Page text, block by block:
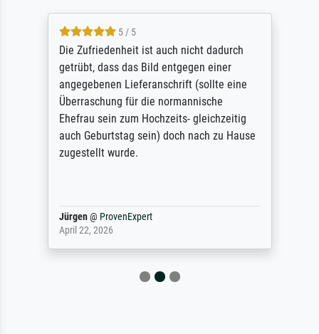
5 / 5
Die Zufriedenheit ist auch nicht dadurch
getrübt, dass das Bild entgegen einer
angegebenen Lieferanschrift (sollte eine
Überraschung für die normannische
Ehefrau sein zum Hochzeits- gleichzeitig
auch Geburtstag sein) doch nach zu Hause
zugestellt wurde.
Jürgen@ ProvenExpert
April 22, 2026